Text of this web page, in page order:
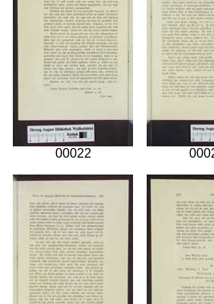
00022